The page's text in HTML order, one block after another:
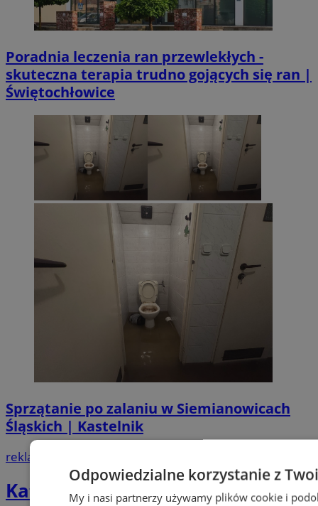
Poradnia leczenia ran przewlekłych -
skuteczna terapia trudno gojących się ran |
Świętochłowice
Sprzątanie po zalaniu w Siemianowicach
Śląskich | Kastelnik
reklama
Katalog firm
Odpowiedzialne korzystanie z
My i nasi partnerzy używamy plików cookie i